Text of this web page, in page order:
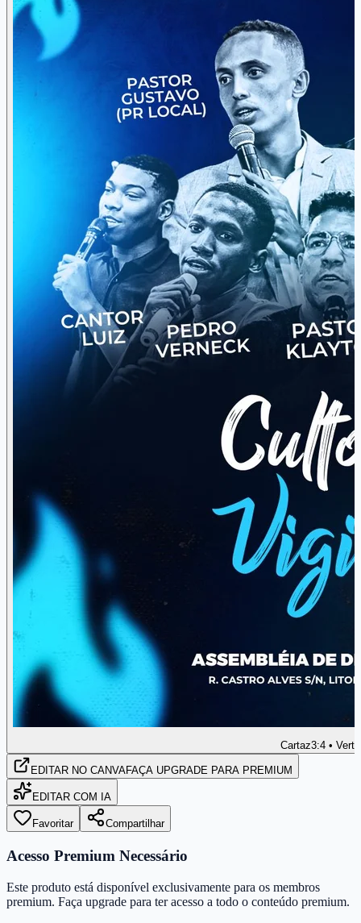
Cartaz3:4 •
EDITAR NO CANVAFAÇA UPGRADE PARA PREMIUM
EDITAR COM IA
Favoritar Compartilhar
Acesso Premium Necessário
Este produto está disponível exclusivamente para os membros
premium. Faça upgrade para ter acesso a todo o conteúdo premium.